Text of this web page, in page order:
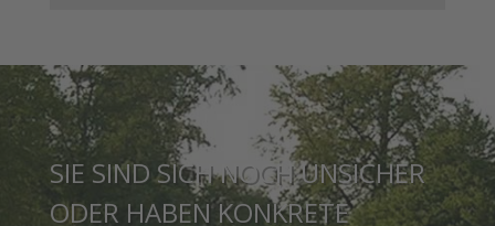
SIE SIND SICH NOCH UNSICHER
ODER HABEN KONKRETE